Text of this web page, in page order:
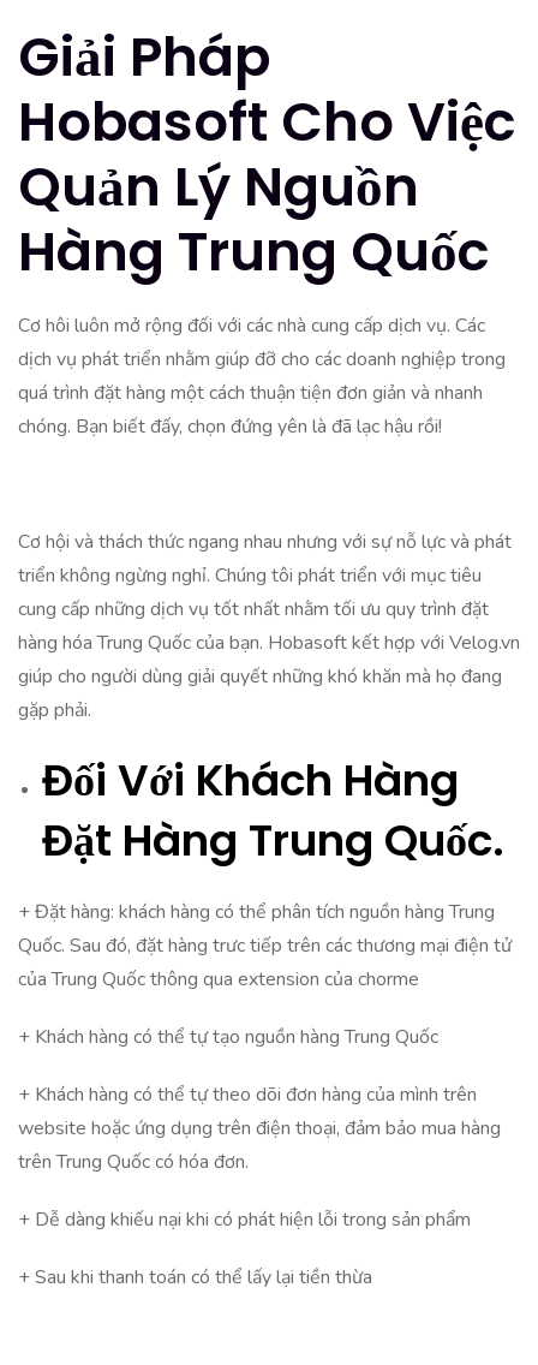
Giải Pháp
Hobasoft Cho Việc
Quản Lý Nguồn
Hàng Trung Quốc
Cơ hôi luôn mở rộng đối với các nhà cung cấp dịch vụ. Các
dịch vụ phát triển nhằm giúp đỡ cho các doanh nghiệp trong
quá trình đặt hàng một cách thuận tiện đơn giản và nhanh
chóng. Bạn biết đấy, chọn đứng yên là đã lạc hậu rồi!
Cơ hội và thách thức ngang nhau nhưng với sự nỗ lực và phát
triển không ngừng nghỉ. Chúng tôi phát triển với mục tiêu
cung cấp những dịch vụ tốt nhất nhằm tối ưu quy trình đặt
hàng hóa Trung Quốc của bạn. Hobasoft kết hợp với Velog.vn
giúp cho người dùng giải quyết những khó khăn mà họ đang
gặp phải.
Đối Với Khách Hàng
Đặt Hàng Trung Quốc.
+ Đặt hàng: khách hàng có thể phân tích nguồn hàng Trung
Quốc. Sau đó, đặt hàng trưc tiếp trên các thương mại điện tử
của Trung Quốc thông qua extension của chorme
+ Khách hàng có thể tự tạo nguồn hàng Trung Quốc
+ Khách hàng có thể tự theo dõi đơn hàng của mình trên
website hoặc ứng dụng trên điện thoại, đảm bảo mua hàng
trên Trung Quốc có hóa đơn.
+ Dễ dàng khiếu nại khi có phát hiện lỗi trong sản phẩm
+ Sau khi thanh toán có thể lấy lại tiền thừa